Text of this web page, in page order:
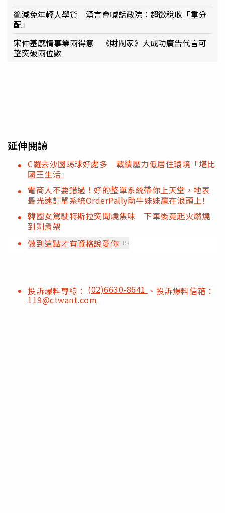
籲減免年輕人學貸 湧言會喊話政院：超徵稅收「重分
配」
宋仲基感情事業兩得意 《財閥家》大成功廣告代言可
望突破兩位數
延伸閱讀
C羅去沙國踢球好處多 戰績壓力低居住環境「堪比
國王生活」
電商人不要錯過！好的整單系統帶你上天堂，地表
最光速訂單系統OrderPally助牛妹妹贏在浪頭上!
韓國女駕駛特斯拉突聞燒焦味 下車後竟起火燃燒
到剩骨架
做到這點才有資格說愛你 PR
投訴爆料專線： (02)6630-8641 、投訴爆料信箱：
119@ctwant.com